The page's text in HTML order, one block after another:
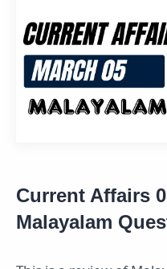
Current Affairs
Malayalam